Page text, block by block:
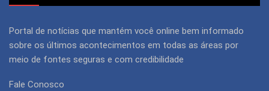
Portal de notícias que mantém você online bem informado
sobre os últimos acontecimentos em todas as áreas por
meio de fontes seguras e com credibilidade
Fale Conosco